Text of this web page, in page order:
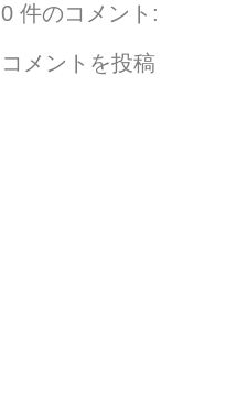
0 件のコメント:
コメントを投稿